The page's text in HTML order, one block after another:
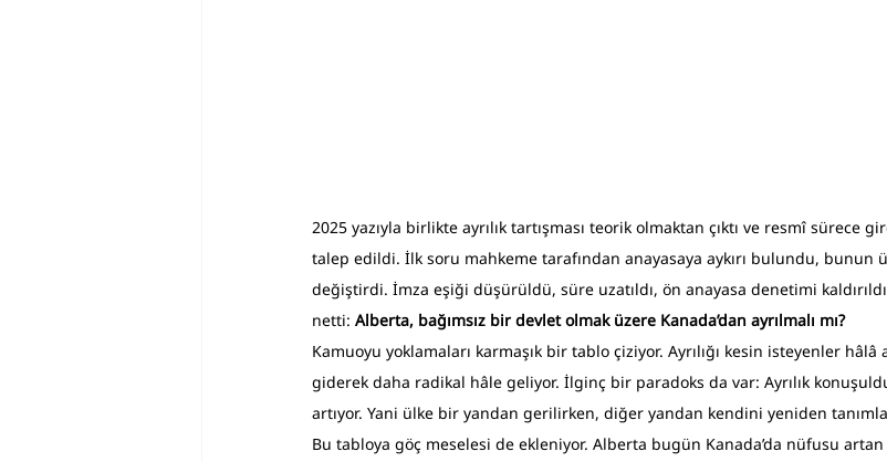
2025 yazıyla birlikte ayrılık tartışması teorik olmaktan çıktı ve resmî sürece
talep edildi. İlk soru mahkeme tarafından anayasaya aykırı bulundu, bunun
değiştirdi. İmza eşiği düşürüldü, süre uzatıldı, ön anayasa denetimi
netti: Alberta, bağımsız bir devlet olmak üzere Kanada’dan ayrılmalı mı?
Kamuoyu yoklamaları karmaşık bir tablo çiziyor. Ayrılığı kesin isteyenler hâlâ
giderek daha radikal hâle geliyor. İlginç bir paradoks da var: Ayrılık
artıyor. Yani ülke bir yandan gerilirken, diğer yandan kendini yeniden
Bu tabloya göç meselesi de ekleniyor. Alberta bugün Kanada’da nüfusu